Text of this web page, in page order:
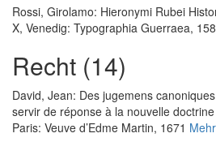
Rossi, Girolamo: Hieronymi Rubei
X, Venedig: Typographia Guerraea,
Recht (14)
David, Jean: Des jugemens
servir de réponse à la nouvelle
Paris: Veuve d’Edme Martin, 1671 Mehr